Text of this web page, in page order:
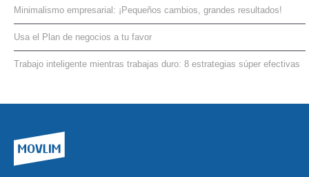
Minimalismo empresarial: ¡Pequeños cambios, grandes resultados!
Usa el Plan de negocios a tu favor
Trabajo inteligente mientras trabajas duro: 8 estrategias súper efectivas